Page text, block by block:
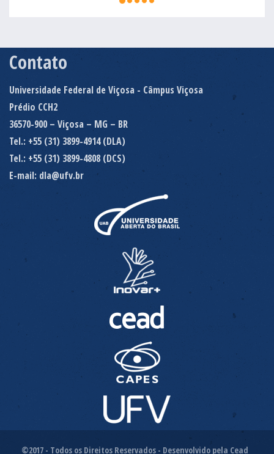
Contato
Universidade Federal de Viçosa - Câmpus Viçosa
Prédio CCH2
36570-900 – Viçosa – MG – BR
Tel.: +55 (31) 3899-4914 (DLA)
Tel.: +55 (31) 3899-4808 (DCS)
E-mail: dla@ufv.br
©2017 - Todos os Direitos Reservados - Desenvolvido pela Cead